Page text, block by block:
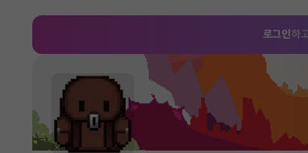
로그인하